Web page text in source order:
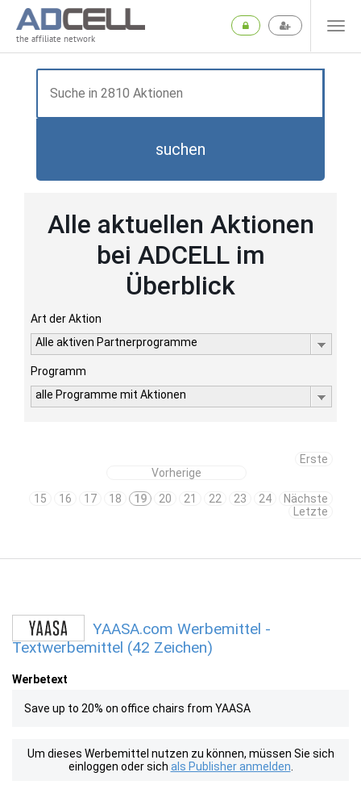
the affiliate network
suchen
Alle aktuellen Aktionen
bei ADCELL im
Überblick
Art der Aktion
Alle aktiven Partnerprogramme
Programm
alle Programme mit Aktionen
Erste
Vorherige
15
16 17 18 19 20 21 22 23 24
Nächste
Letzte
YAASA.com Werbemittel -
Textwerbemittel (42 Zeichen)
Werbetext
Save up to 20% on office chairs from YAASA
Um dieses Werbemittel nutzen zu können, müssen Sie sich
einloggen oder sich als Publisher anmelden